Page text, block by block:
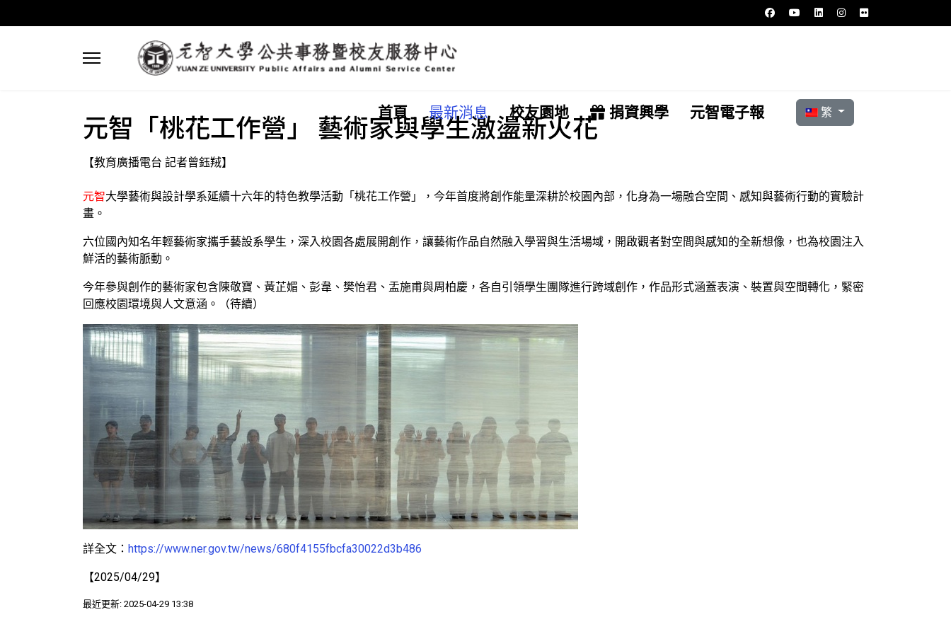
首頁 最新消息 校友園地 捐資興學 元智電子報 選擇你的語言
繁
元智「桃花工作營」 藝術家與學生激盪新火花
【教育廣播電台 記者曾鈺羢】
元智大學藝術與設計學系延續十六年的特色教學活動「桃花工作營」，今年首度將創作能量深耕於校園內部，化身為一場融合空間、感知與藝術行動的實驗計
畫。
六位國內知名年輕藝術家攜手藝設系學生，深入校園各處展開創作，讓藝術作品自然融入學習與生活場域，開啟觀者對空間與感知的全新想像，也為校園注入
鮮活的藝術脈動。
今年參與創作的藝術家包含陳敬寶、黃芷媚、彭韋、樊怡君、盂施甫與周柏慶，各自引領學生團隊進行跨域創作，作品形式涵蓋表演、裝置與空間轉化，緊密
回應校園環境與人文意涵。（待續）
詳全文： https://www.ner.gov.tw/news/680f4155fbcfa30022d3b486
【2025/04/29】
最近更新: 2025-04-29 13:38